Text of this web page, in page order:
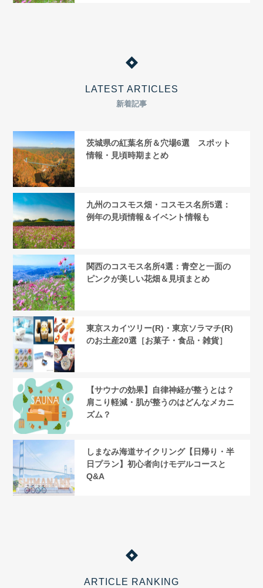
LATEST ARTICLES
新着記事
茨城県の紅葉名所＆穴場6選 スポット
情報・見頃時期まとめ
九州のコスモス畑・コスモス名所5選：
例年の見頃情報＆イベント情報も
関西のコスモス名所4選：青空と一面の
ピンクが美しい花畑＆見頃まとめ
東京スカイツリー(R)・東京ソラマチ(R)
のお土産20選［お菓子・食品・雑貨］
【サウナの効果】自律神経が整うとは？
肩こり軽減・肌が整うのはどんなメカニ
ズム？
しまなみ海道サイクリング【日帰り・半
日プラン】初心者向けモデルコースと
Q&A
ARTICLE RANKING